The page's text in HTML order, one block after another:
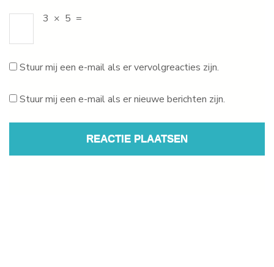
3 × 5 =
Stuur mij een e-mail als er vervolgreacties zijn.
Stuur mij een e-mail als er nieuwe berichten zijn.